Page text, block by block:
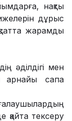
нақты
дұрыс
жарамды
әділдігі мен
арнайы сапа
қайта тексеру